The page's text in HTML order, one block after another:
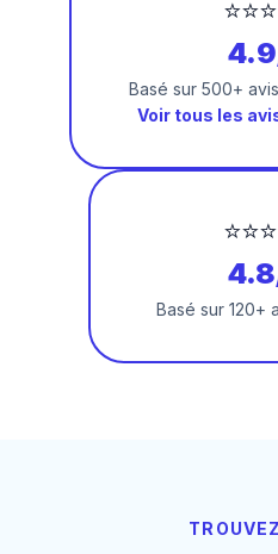
Basé sur 500+
Voir tous les
Basé sur 120+